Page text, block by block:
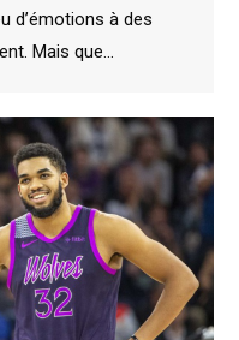
d’émotions à des
Mais que…